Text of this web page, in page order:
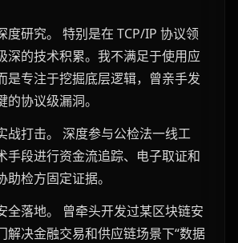
研究。
特别是在 TCP/IP 协议领
深的技术积累。我不满足于使用应
是专注于挖掘底层逻辑，曾亲手发
协议级漏洞。
打击。
深度参与公检法一线工
手段进行资金流追踪、电子取证和
助检方固定证据。
落地。
曾牵头开发过某区块链安
解决金融交易和供应链场景下“数据